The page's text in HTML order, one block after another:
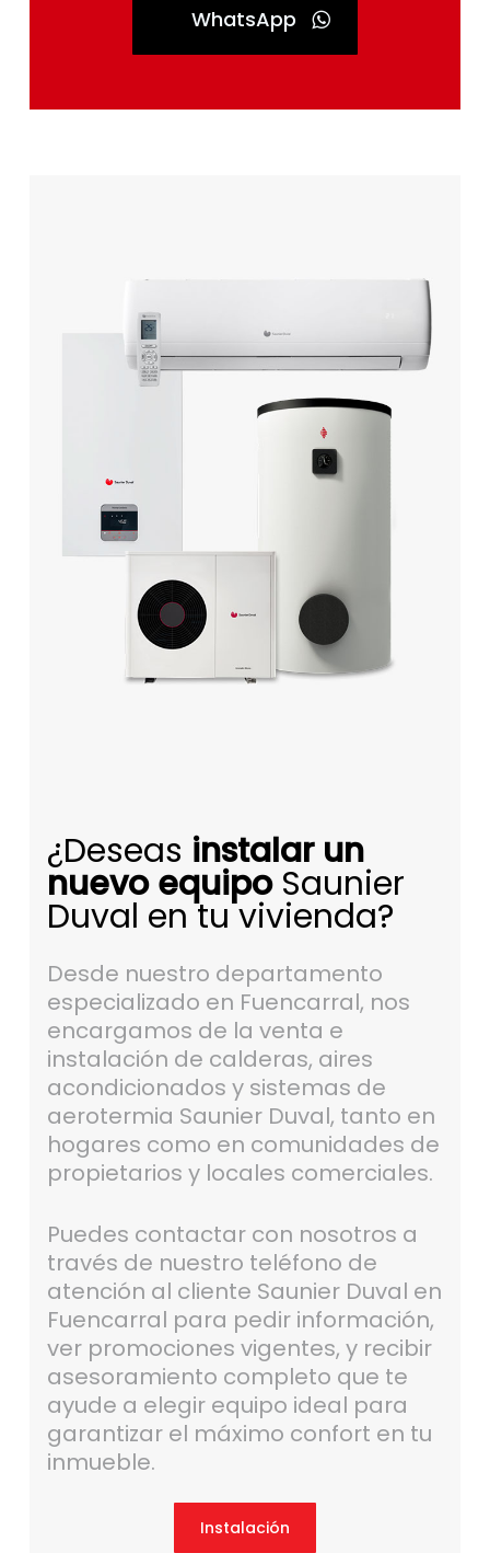
WhatsApp
¿Deseas instalar un
nuevo equipoSaunier
Duval en tu vivienda?
Desde nuestro departamento
especializado en Fuencarral, nos
encargamos de la venta e
instalación de calderas, aires
acondicionados y sistemas de
aerotermia Saunier Duval, tanto en
hogares como en comunidades de
propietarios y locales comerciales.
Puedes contactar con nosotros a
través de nuestro teléfono de
atención al cliente Saunier Duval en
Fuencarral para pedir información,
ver promociones vigentes, y recibir
asesoramiento completo que te
ayude a elegir equipo ideal para
garantizar el máximo confort en tu
inmueble.
Instalación